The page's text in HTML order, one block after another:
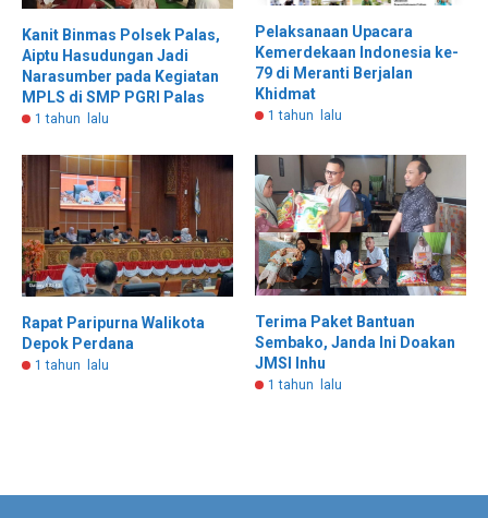
Kanit Binmas Polsek Palas,
Aiptu Hasudungan Jadi
Narasumber pada Kegiatan
MPLS di SMP PGRI Palas
1 tahun lalu
Pelaksanaan Upacara
Kemerdekaan Indonesia ke-
79 di Meranti Berjalan
Khidmat
1 tahun lalu
Rapat Paripurna Walikota
Depok Perdana
1 tahun lalu
Terima Paket Bantuan
Sembako, Janda Ini Doakan
JMSI Inhu
1 tahun lalu